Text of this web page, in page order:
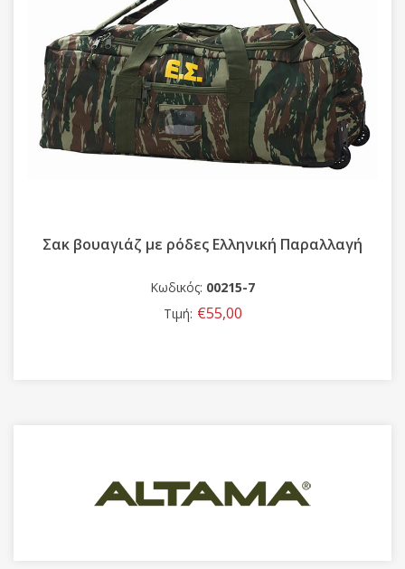
Σακ βουαγιάζ με ρόδες Ελληνική Παραλλαγή
Κωδικός: 00215-7
Τιμή: €55,00